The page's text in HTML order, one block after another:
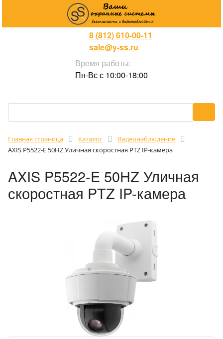
8 (812) 610-00-11
sale@y-ss.ru
Время работы:
Пн-Вс с 10:00-18:00
Главная страница Каталог
Видеонаблюдение
AXIS P5522-E 50HZ Уличная скоростная PTZ IP-камера
AXIS P5522-E 50HZ Уличная
скоростная PTZ IP-камера